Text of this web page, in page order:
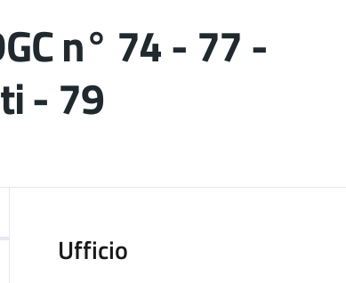
n° 74 - 77 -
- 79
Ufficio